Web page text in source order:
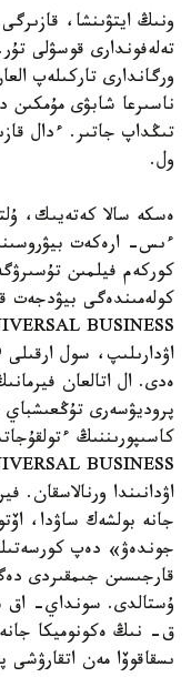
ونىڭ ايتۋىنشا،
تەلەفوندارى قوسۋلى
ورگاندارى تاركىلەپ
ناسىرعا شابۋى
تىڭداپ جاتىر. ءدال
ول.
ەسكە سالا كەتەيىك،
ءىس- ارەكەت
ەدى. ال اتالعان
پروديۋسەرى تۇڭعىشباي
اۋدانىندا ورنالاسقان.
جانە بولشەك ساۋدا،
قارجىسىن جىمقىردى
ۇستالدى. سونداي- اق
ق- نىڭ ەكونوميكا
ىسقاقوۆا مەن اتقارۋشى